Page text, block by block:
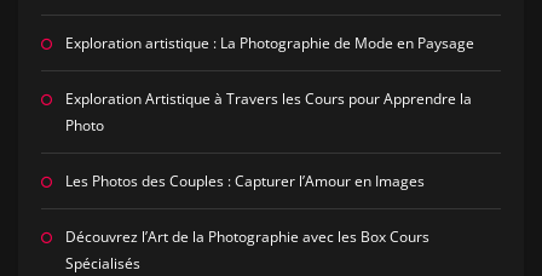
Exploration artistique : La Photographie de Mode en Paysage
Exploration Artistique à Travers les Cours pour Apprendre la
Photo
Les Photos des Couples : Capturer l’Amour en Images
Découvrez l’Art de la Photographie avec les Box Cours
Spécialisés